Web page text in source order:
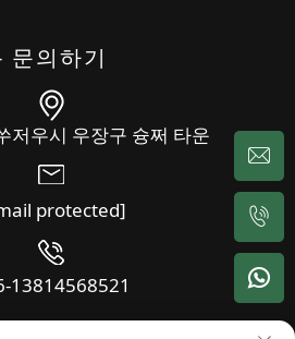
문의하기
저우시 우장구 슝쩌 타운
protected]
13814568521